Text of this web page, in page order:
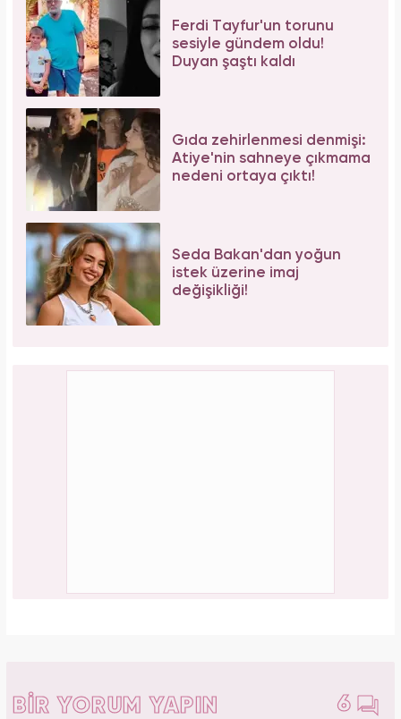
Ferdi Tayfur'un torunu
sesiyle gündem oldu!
Duyan şaştı kaldı
Gıda zehirlenmesi denmişi:
Atiye'nin sahneye çıkmama
nedeni ortaya çıktı!
Seda Bakan'dan yoğun
istek üzerine imaj
değişikliği!
BİR YORUM YAPIN 6